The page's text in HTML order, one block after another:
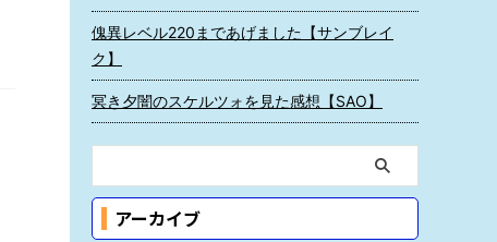
傀異レベル220まであげました【サンブレイ
ク】
冥き夕闇のスケルツォを見た感想【SAO】
アーカイブ